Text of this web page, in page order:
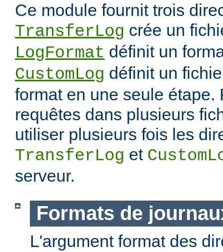
Ce module fournit trois
TransferLog crée un
LogFormat définit un
CustomLog définit un
format en une seule étape.
requêtes dans plusieurs
utiliser plusieurs fois les
TransferLog et
serveur.
Formats de
L'argument format des